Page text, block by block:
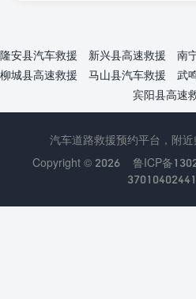
隆安县汽车救援 新兴县高速救援 南
柳城县高速救援
马山县汽车救援 武
宾阳县高速
汽车道路救援预约平台，附
Copyright © 2026
鲁ICP备